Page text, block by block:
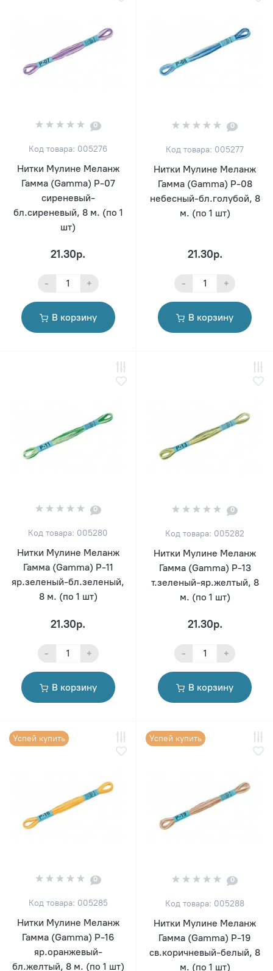
0
Код товара: 005276
Нитки Мулине Меланж
Гамма (Gamma) Р-07
сиреневый-
бл.сиреневый, 8 м. (по 1
шт)
21.30р.
- +
В корзину
0
Код товара: 005277
Нитки Мулине Меланж
Гамма (Gamma) Р-08
небесный-бл.голубой, 8
м. (по 1 шт)
21.30р.
- +
В корзину
0
Код товара: 005280
Нитки Мулине Меланж
Гамма (Gamma) Р-11
яр.зеленый-бл.зеленый,
8 м. (по 1 шт)
21.30р.
- +
В корзину
0
Код товара: 005282
Нитки Мулине Меланж
Гамма (Gamma) Р-13
т.зеленый-яр.желтый, 8
м. (по 1 шт)
21.30р.
- +
В корзину
Успей купить
0
Код товара: 005285
Нитки Мулине Меланж
Гамма (Gamma) Р-16
яр.оранжевый-
бл.желтый, 8 м. (по 1 шт)
Успей купить
0
Код товара: 005288
Нитки Мулине Меланж
Гамма (Gamma) Р-19
св.коричневый-белый, 8
м. (по 1 шт)